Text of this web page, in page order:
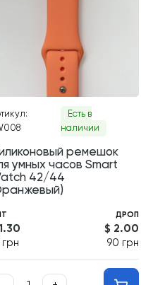
Есть в
наличии
ремешок
умных часов Smart
42/44
грн
ДРОП
$ 2.00
90 грн